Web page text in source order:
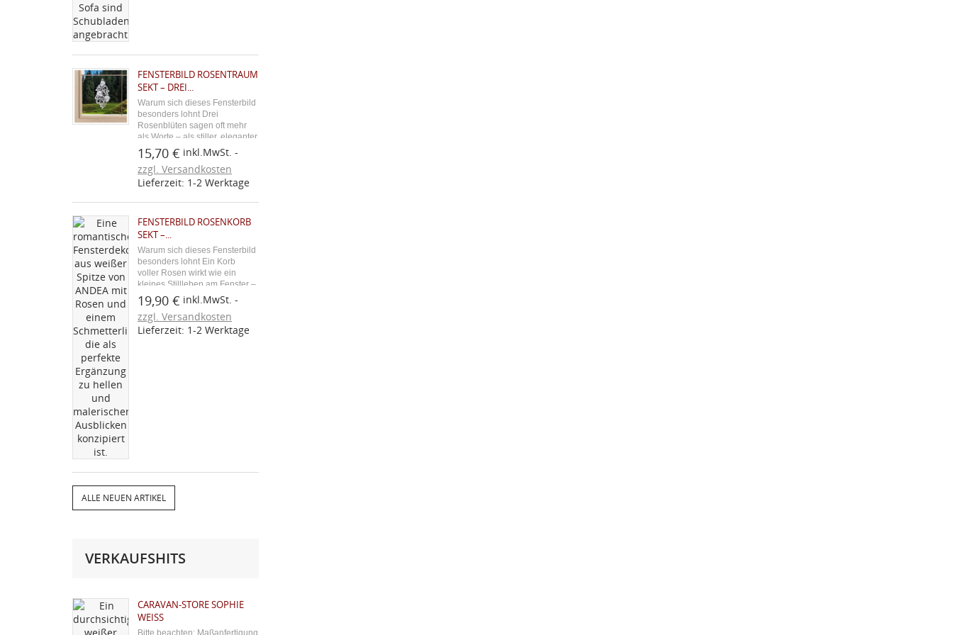
FENSTERBILD ROSENTRAUM
SEKT – DREI...
Warum sich dieses Fensterbild
besonders lohnt Drei
Rosenblüten sagen oft mehr
als Worte – als stiller, eleganter
Gruß am Fenster passen sie zu
jedem romantischen Anlass. Im
warmen Sekt-Ton entfaltet die
filigrane Stickerei eine
15,70 € inkl.MwSt.
zzgl. Versandkosten
Lieferzeit: 1-2 Werktage
FENSTERBILD ROSENKORB
SEKT –...
Warum sich dieses Fensterbild
besonders lohnt Ein Korb
voller Rosen wirkt wie ein
kleines Stillleben am Fenster –
zeitlos romantisch und nie
aufdringlich. In der edlen Sekt-
Farbe entfaltet die filigrane
Stickerei eine besonders
19,90 € inkl.MwSt.
zzgl. Versandkosten
Lieferzeit: 1-2 Werktage
ALLE NEUEN ARTIKEL
VERKAUFSHITS
CARAVAN-STORE SOPHIE
WEISS
Bitte beachten: Maßanfertigung